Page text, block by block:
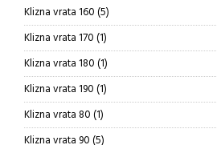
Klizna vrata 160 55
proizvoda
Klizna vrata 170 11
proizvod
Klizna vrata 180 11
proizvod
Klizna vrata 190 11
proizvod
Klizna vrata 80 11
proizvod
Klizna vrata 90 55